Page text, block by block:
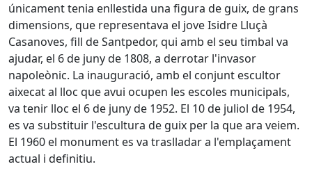
únicament tenia enllestida una figura de guix, de grans
dimensions, que representava el jove Isidre Lluçà
Casanoves, fill de Santpedor, qui amb el seu timbal va
ajudar, el 6 de juny de 1808, a derrotar l'invasor
napoleònic. La inauguració, amb el conjunt escultor
aixecat al lloc que avui ocupen les escoles municipals,
va tenir lloc el 6 de juny de 1952. El 10 de juliol de 1954,
es va substituir l'escultura de guix per la que ara veiem.
El 1960 el monument es va traslladar a l'emplaçament
actual i definitiu.